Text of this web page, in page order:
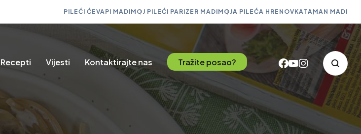
PILEĆI ĆEVAPI MADIMOJ PILEĆI PARIZER MADIMOJA PILEĆA HRENOVKATAMAN MADI
Recepti Vijesti Kontaktirajte nas Tražite posao?